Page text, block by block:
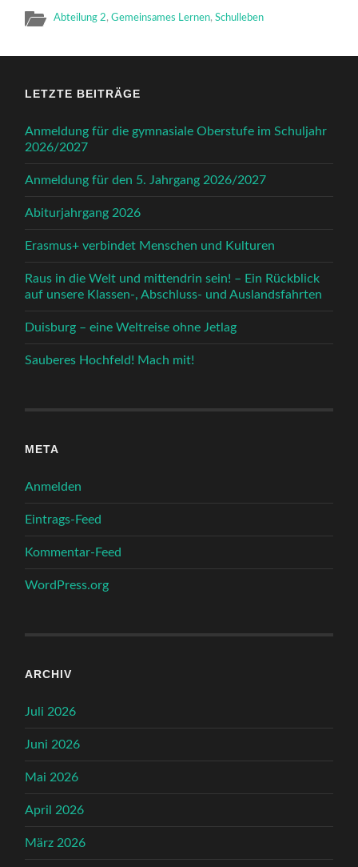
Abteilung 2,Gemeinsames Lernen,Schulleben
LETZTE BEITRÄGE
Anmeldung für die gymnasiale Oberstufe im Schuljahr
2026/2027
Anmeldung für den 5. Jahrgang 2026/2027
Abiturjahrgang 2026
Erasmus+ verbindet Menschen und Kulturen
Raus in die Welt und mittendrin sein! – Ein Rückblick
auf unsere Klassen-, Abschluss- und Auslandsfahrten
Duisburg – eine Weltreise ohne Jetlag
Sauberes Hochfeld! Mach mit!
META
Anmelden
Eintrags-Feed
Kommentar-Feed
WordPress.org
ARCHIV
Juli 2026
Juni 2026
Mai 2026
April 2026
März 2026